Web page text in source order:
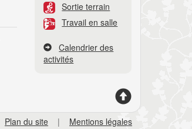
Sortie terrain
Travail en salle
Calendrier des
activités
Plan du site | Mentions légales